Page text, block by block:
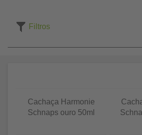
Filtros
Cachaça Harmonie
Schnaps ouro 50ml